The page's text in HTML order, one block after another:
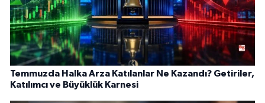
Temmuzda Halka Arza Katılanlar Ne Kazandı? Getiriler,
Katılımcı ve Büyüklük Karnesi